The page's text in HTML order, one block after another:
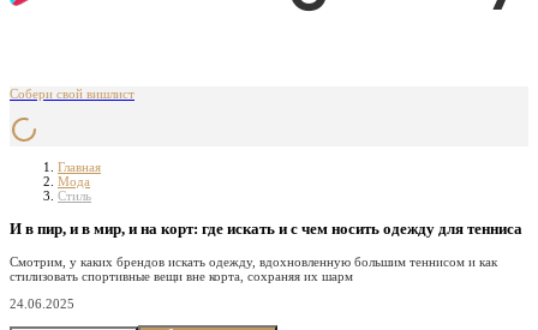
Собери свой вишлист
Главная
Мода
Стиль
И в пир, и в мир, и на корт: где искать и с чем носить одежду для тенниса
Смотрим, у каких брендов искать одежду, вдохновленную большим теннисом и как
стилизовать спортивные вещи вне корта, сохраняя их шарм
24.06.2025